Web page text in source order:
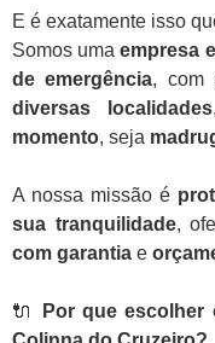
E é exatamente isso
Somos umaempresa
de emergência, com
diversas localidades
momento, seja
A nossa missão é
sua tranquilidade,
com garantia e
🔌
Por que